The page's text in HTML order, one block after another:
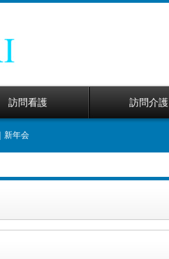
訪問看護 訪問介護
新年会